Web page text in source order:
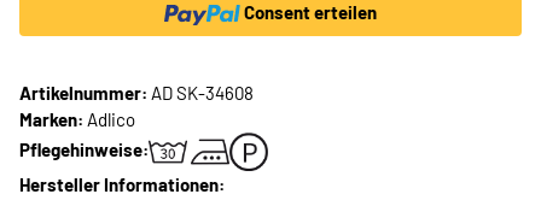
Consent erteilen
Artikelnummer: AD SK-34608
Marken: Adlico
Pflegehinweise:
Hersteller Informationen: